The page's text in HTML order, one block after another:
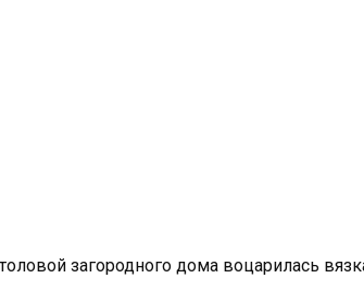
загородного дома воцарилась